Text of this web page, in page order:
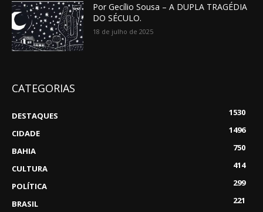
Por Gecílio Sousa – A DUPLA TRAGÉDIA
DO SÉCULO.
18 de julho de 2025
CATEGORIAS
DESTAQUES
1530
CIDADE
1496
BAHIA
750
CULTURA
414
POLÍTICA
299
BRASIL
221